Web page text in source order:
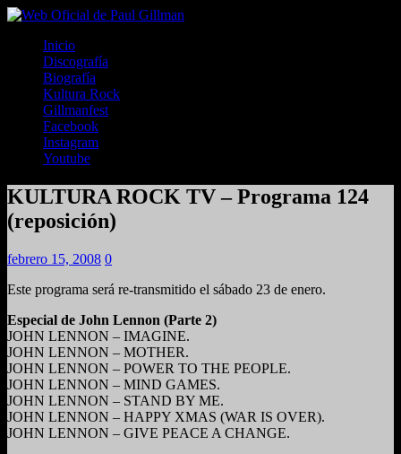
Inicio
Discografía
Biografía
Kultura Rock
Gillmanfest
Facebook
Instagram
Youtube
KULTURA ROCK TV – Programa 124
(reposición)
febrero 15, 2008 0
Este programa será re-transmitido el sábado 23 de enero.
Especial de John Lennon (Parte 2)
JOHN LENNON – IMAGINE.
JOHN LENNON – MOTHER.
JOHN LENNON – POWER TO THE PEOPLE.
JOHN LENNON – MIND GAMES.
JOHN LENNON – STAND BY ME.
JOHN LENNON – HAPPY XMAS (WAR IS OVER).
JOHN LENNON – GIVE PEACE A CHANGE.